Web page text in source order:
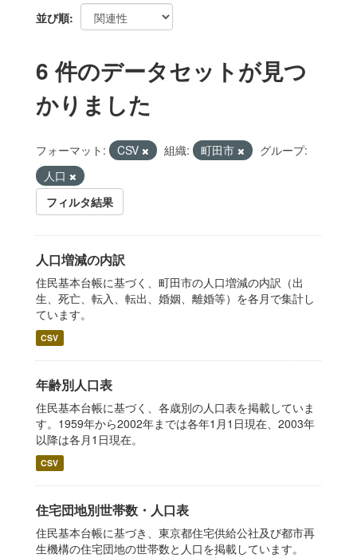
並び順
6 件のデータセットが見つ
かりました
フォーマット: CSV 組織: 町田市
グループ:
人口
フィルタ結果
人口増減の内訳
住民基本台帳に基づく、町田市の人口増減の内訳（出
生、死亡、転入、転出、婚姻、離婚等）を各月で集計し
ています。
CSV
年齢別人口表
住民基本台帳に基づく、各歳別の人口表を掲載していま
す。1959年から2002年までは各年1月1日現在、2003年
以降は各月1日現在。
CSV
住宅団地別世帯数・人口表
住民基本台帳に基づき、東京都住宅供給公社及び都市再
生機構の住宅団地の世帯数と人口を掲載しています。